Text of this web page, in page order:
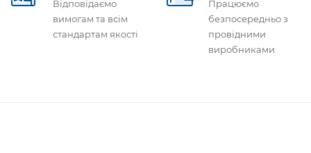
Відповідаємо
вимогам та всім
стандартам якості
Працюємо
безпосередньо з
провідними
виробниками